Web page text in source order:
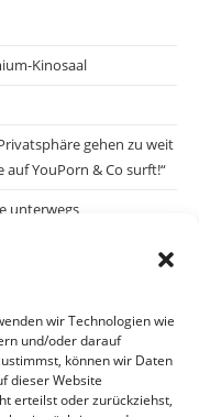
wir Technologien wie
und/oder darauf
können wir Daten
dieser Website
erteilst oder zurückziehst,
Kinosaal
gehen zu weit
auf YouPorn & Co surft!“
unterwegs
einem Anschlag wäre